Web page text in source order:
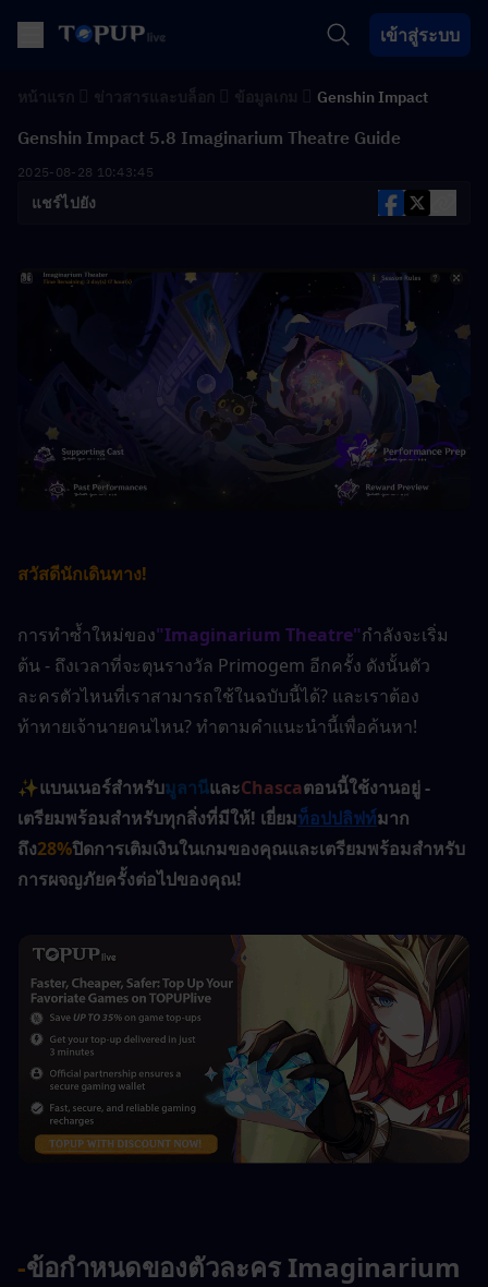
เข้าสู่ระบบ
Genshin Impact
Genshin Impact 5.8 Imaginarium Theatre Guide
2025-08-28 10:43:45
แชร์ไปยัง
สวัสดีนักเดินทาง!
การทำซ้ำใหม่ของ"Imaginarium Theatre"กำลังจะเริ่ม
ต้น - ถึงเวลาที่จะตุนรางวัล Primogem อีกครั้ง ดังนั้นตัว
ละครตัวไหนที่เราสามารถใช้ในฉบับนี้ได้? และเราต้อง
ท้าทายเจ้านายคนไหน? ทำตามคำแนะนำนี้เพื่อค้นหา!
✨แบนเนอร์สำหรับมูลานีและChascaตอนนี้ใช้งานอยู่ -
เตรียมพร้อมสำหรับทุกสิ่งที่มีให้! เยี่ยมท็อปปลิฟท์มาก
ถึง28%ปิดการเติมเงินในเกมของคุณและเตรียมพร้อมสำหรับ
การผจญภัยครั้งต่อไปของคุณ!
-ข้อกำหนดของตัวละคร Imaginarium